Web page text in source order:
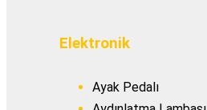
Elektronik
Ayak Pedalı